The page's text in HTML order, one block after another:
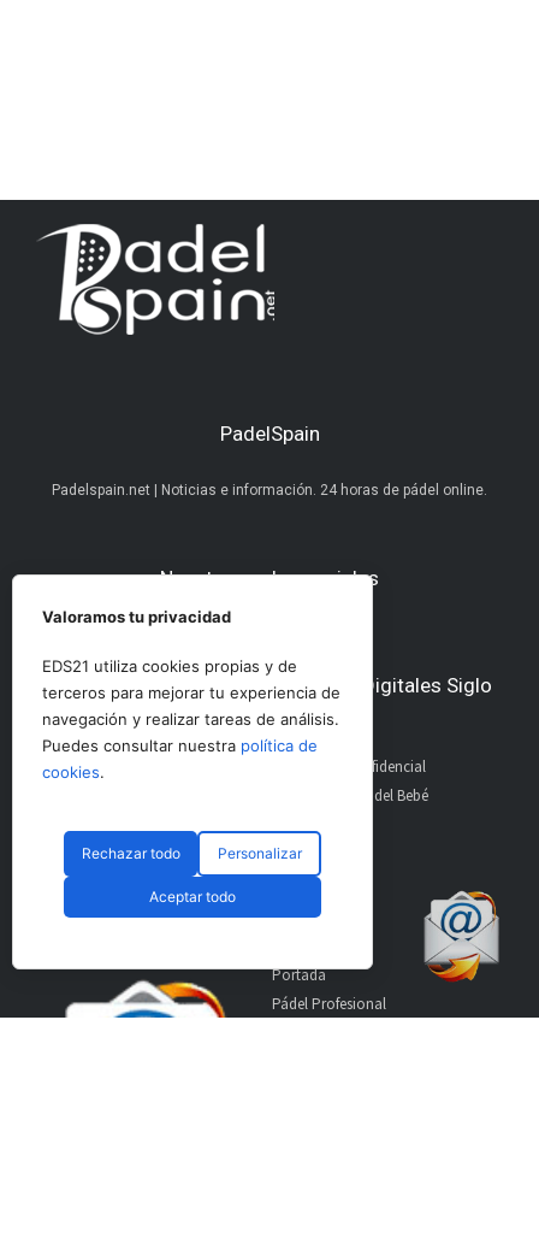
PadelSpain
Padelspain.net | Noticias e información. 24 horas de pádel online.
Nuestras redes sociales
Otros medios del Grupo Ediciones Digitales Siglo
21
GolfConfidencial
El Diario del Bebé
Suscríbete a nuestro
Portada
Pádel Profesional
Valoramos tu privacidad
EDS21 utiliza cookies propias y de
terceros para mejorar tu experiencia de
navegación y realizar tareas de análisis.
Puedes consultar nuestra política de
cookies.
Rechazar todo Personalizar
Aceptar todo